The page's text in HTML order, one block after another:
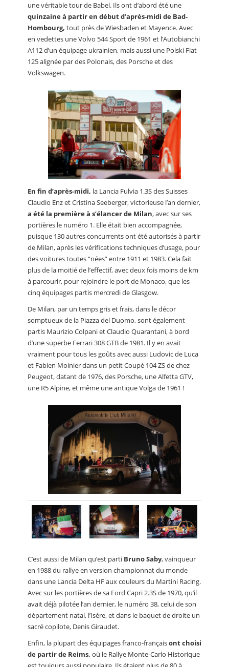
une véritable tour de Babel. Ils ont d’abord été une
quinzaine à partir en début d’après-midi de Bad-
Hombourg, tout près de Wiesbaden et Mayence. Avec
en vedettes une Volvo 544 Sport de 1961 et l’Autobianchi
A112 d’un équipage ukrainien, mais aussi une Polski Fiat
125 alignée par des Polonais, des Porsche et des
Volkswagen.
En fin d’après-midi, la Lancia Fulvia 1.3S des Suisses
Claudio Enz et Cristina Seeberger, victorieuse l’an dernier,
a été la première à s’élancer de Milan, avec sur ses
portières le numéro 1. Elle était bien accompagnée,
puisque 130 autres concurrents ont été autorisés à partir
de Milan, après les vérifications techniques d’usage, pour
des voitures toutes “nées” entre 1911 et 1983. Cela fait
plus de la moitié de l’effectif, avec deux fois moins de km
à parcourir, pour rejoindre le port de Monaco, que les
cinq équipages partis mercredi de Glasgow.
De Milan, par un temps gris et frais, dans le décor
somptueux de la Piazza del Duomo, sont également
partis Maurizio Colpani et Claudio Quarantani, à bord
d’une superbe Ferrari 308 GTB de 1981. Il y en avait
vraiment pour tous les goûts avec aussi Ludovic de Luca
et Fabien Moinier dans un petit Coupé 104 ZS de chez
Peugeot, datant de 1976, des Porsche, une Alfetta GTV,
une R5 Alpine, et même une antique Volga de 1961 !
C’est aussi de Milan qu’est parti Bruno Saby, vainqueur
en 1988 du rallye en version championnat du monde
dans une Lancia Delta HF aux couleurs du Martini Racing.
Avec sur les portières de sa Ford Capri 2.3S de 1970, qu’il
avait déjà pilotée l’an dernier, le numéro 38, celui de son
département natal, l’Isère, et dans le baquet de droite un
sacré copilote, Denis Giraudet.
Enfin, la plupart des équipages franco-françaisont choisi
de partir de Reims, où le Rallye Monte-Carlo Historique